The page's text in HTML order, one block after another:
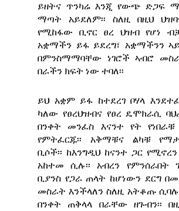
ይዘትና ጥንካሬ እንጂ የውጭ ድጋፍ
ማጣት አይደለም፡፡ ስለዚ በዚህ
የሚከፋው ቢኖር ፀረ ህዝብ የሆነ
አቋማችን ይፋ ይደረግ፣ አቋማችንን
በምንስማማባቸው ነገሮች ኣብሮ
በራችን ክፍት ነው ተባለ፡፡
ይህ አቋም ይፋ ከተደረገ ቦሃላ
ካለው የፀረህዝብና የፀረ ዴሞክራሲ
በንቀት መንፈስ እናንተ የት
የምትፈርጁ፡፡ አቅማቹና ልካቹ
ቢሶች፡፡ ከእንግዲህ ከናንተ ጋር
አከተመ ሲሉ፡፡ አብረን የምንሰራበት
ቢያንስ የጋራ ጠላት ከሆነውን ደርግ
መስራት እንችላለን ስለዚ አትቆጡ
በንቀት ጠቅላላ በራቸው ዘጉብን፡፡